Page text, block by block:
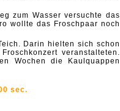
zum Wasser versuchte das
wollte das Froschpaar noch
Darin hielten sich schon
veranstalteten.
Wochen die Kaulquappen
sec.